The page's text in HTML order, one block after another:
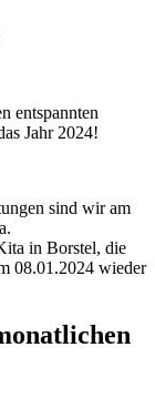
entspannten
Jahr 2024!
sind wir am
in Borstel, die
08.01.2024 wieder